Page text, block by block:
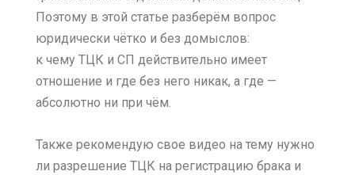
Поэтому в этой статье разберём вопрос
юридически чётко и без домыслов:
к чему ТЦК и СП действительно имеет
отношение и где без него никак, а где —
абсолютно ни при чём.
Также рекомендую свое видео на тему нужно
ли разрешение ТЦК на регистрацию брака и